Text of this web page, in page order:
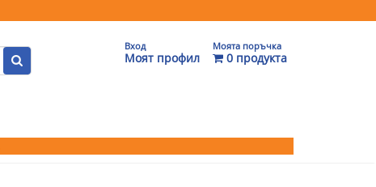
Вход
Моят профил
Моята поръчка
0 продукта